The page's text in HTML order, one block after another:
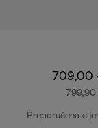
709,00
Preporučena